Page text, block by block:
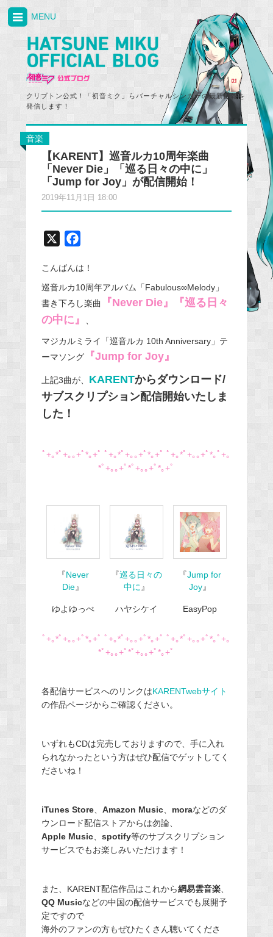
クリプトン公式！「初音ミク」らバーチャルシンガーの最新情報を
発信します！
MENU
音楽
【KARENT】巡音ルカ10周年楽曲
「Never Die」「巡る日々の中に」
「Jump for Joy」が配信開始！
2019年11月1日 18:00
c
e
b
こんばんは！
巡音ルカ10周年アルバム「Fabulous∞Melody」
書き下ろし楽曲
『Never Die』『巡る日々
の中に』
、
マジカルミライ「巡音ルカ 10th Anniversary」テ
ーマソング『Jump for Joy』
上記3曲が、 KARENTからダウンロード/
サブスクリプション配信開始いたしま
した！
ﾟ+｡*ﾟ+｡｡+ﾟ*｡+ﾟ ﾟ+｡*ﾟ+｡｡+ﾟ*｡+ﾟ ﾟ+｡*ﾟ+｡｡+ﾟ*｡ﾟ+｡
*ﾟ+｡｡+ﾟ*ﾟ+｡｡+ﾟ*｡+ﾟ
『Never
Die』
『巡る日々の
中に』
『Jump for
Joy』
ゆよゆっぺ ハヤシケイ EasyPop
ﾟ+｡*ﾟ+｡｡+ﾟ*｡+ﾟ ﾟ+｡*ﾟ+｡｡+ﾟ*｡+ﾟ ﾟ+｡*ﾟ+｡｡+ﾟ*｡ﾟ+｡
*ﾟ+｡｡+ﾟ*ﾟ+｡｡+ﾟ*｡+ﾟ
各配信サービスへのリンクはKARENTwebサイト
の作品ページからご確認ください。
いずれもCDは完売しておりますので、手に入れ
られなかったという方はぜひ配信でゲットしてく
ださいね！
iTunes Store、 Amazon Music、 moraなどのダ
ウンロード配信ストアからは勿論、
Apple Music、 spotify等のサブスクリプション
サービスでもお楽しみいただけます！
また、KARENT配信作品はこれから網易雲音楽、
QQ Musicなどの中国の配信サービスでも展開予
定ですので
海外のファンの方もぜひたくさん聴いてくださ